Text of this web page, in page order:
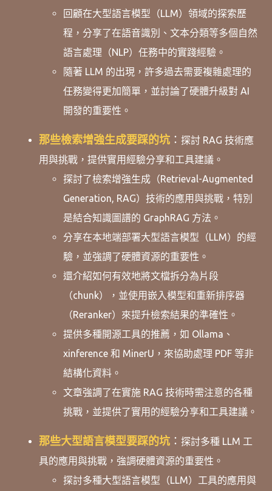
回顧在大型語言模型（LLM）領域的探索歷
程，分享了在語音識別、文本分類等多個自然
語言處理（NLP）任務中的實踐經驗。
隨著 LLM 的出現，許多過去需要複雜處理的
任務變得更加簡單，並討論了硬體升級對 AI
開發的重要性。
那些檢索增強生成要踩的坑 ： 探討 RAG 技術應
用與挑戰，提供實用經驗分享和工具建議。
探討了檢索增強生成（Retrieval-Augmented
Generation, RAG）技術的應用與挑戰，特別
是結合知識圖譜的 GraphRAG 方法。 ​
分享在本地端部署大型語言模型（LLM）的經
驗，並強調了硬體資源的重要性。
還介紹如何有效地將文檔拆分為片段
（chunk），並使用嵌入模型和重新排序器
（Reranker）來提升檢索結果的準確性。 ​
提供多種開源工具的推薦，如 Ollama、
xinference 和 MinerU，來協助處理 PDF 等非
結構化資料。
文章強調了在實施 RAG 技術時需注意的各種
挑戰，並提供了實用的經驗分享和工具建議。
那些大型語言模型要踩的坑 ： 探討多種 LLM 工
具的應用與挑戰，強調硬體資源的重要性。
探討多種大型語言模型（LLM）工具的應用與